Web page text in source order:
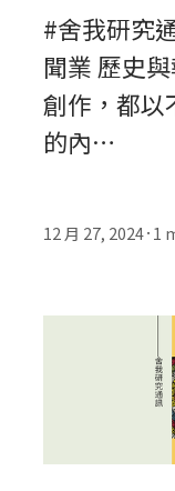
#舍我研究
聞業 歷史
創作，都以
的內…
12 月 27, 2024 • 1